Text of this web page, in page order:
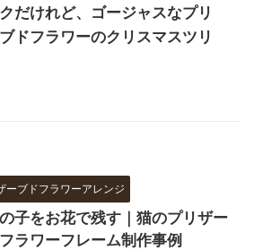
だけれど、ゴージャスなプリ
ドフラワーのクリスマスツリ
ーブドフラワーアレンジ
子をお花で残す｜猫のプリザー
ラワーフレーム制作事例